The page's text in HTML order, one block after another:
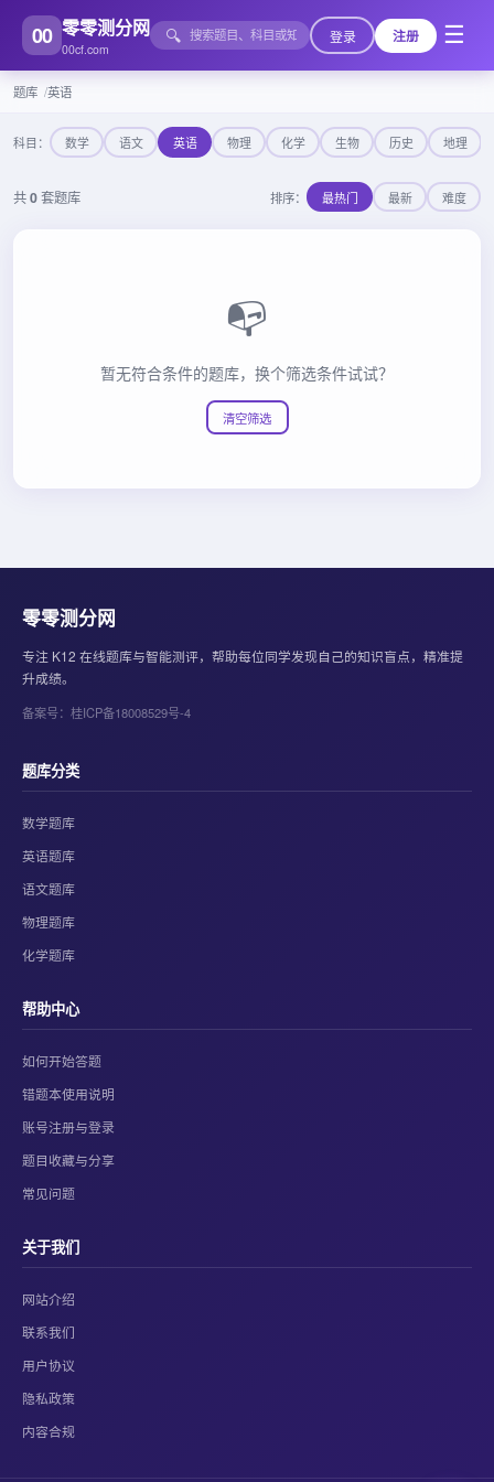
00 零零测分网
00cf.com
🔍 登录 注册 ☰
题库 英语
科目： 数学 语文 英语 物理 化学 生物 历史 地理
共0套题库 排序： 最热门 最新 难度
📭
暂无符合条件的题库，换个筛选条件试试？
清空筛选
零零测分网
专注 K12 在线题库与智能测评，帮助每位同学发现自己的知识盲点，精准提
升成绩。
备案号：桂ICP备18008529号-4
题库分类
数学题库
英语题库
语文题库
物理题库
化学题库
帮助中心
如何开始答题
错题本使用说明
账号注册与登录
题目收藏与分享
常见问题
关于我们
网站介绍
联系我们
用户协议
隐私政策
内容合规